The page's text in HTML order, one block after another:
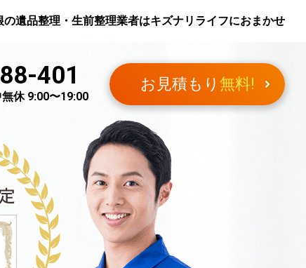
の遺品整理・生前整理業者はキズナリライフにおまかせ
401
無休 9:00〜19:00
お見積もり 無料!